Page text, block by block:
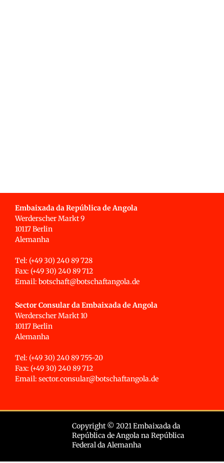
Embaixada da República de Angola
Werderscher Markt 9
10117 Berlin
Alemanha
Tel: (+49 30) 240 89 728
Fax: (+49 30) 240 89 712
Email: botschaft@botschaftangola.de
Sector Consular da Embaixada de Angola
Werderscher Markt 10
10117 Berlin
Alemanha
Tel: (+49 30) 240 89 755-20
Fax: (+49 30) 240 89 712
Email: sector.consular@botschaftangola.de
Copyright © 2021 Embaixada da
República de Angola na República
Federal da Alemanha